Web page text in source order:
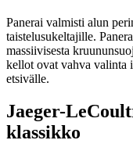
Panerai valmisti alun
taistelusukeltajille.
massiivisesta
kellot ovat vahva valinta
etsivälle.
Jaeger-
klassikko